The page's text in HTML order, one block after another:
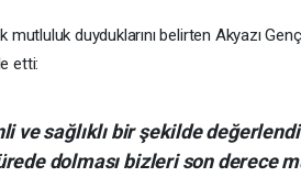
duyduklarını belirten Akyazı
etti:
ve sağlıklı bir şekilde
dolması bizleri son derece